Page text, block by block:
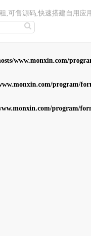
,可售源码,快速搭建自用应
www.monxin.com/
program/
program/